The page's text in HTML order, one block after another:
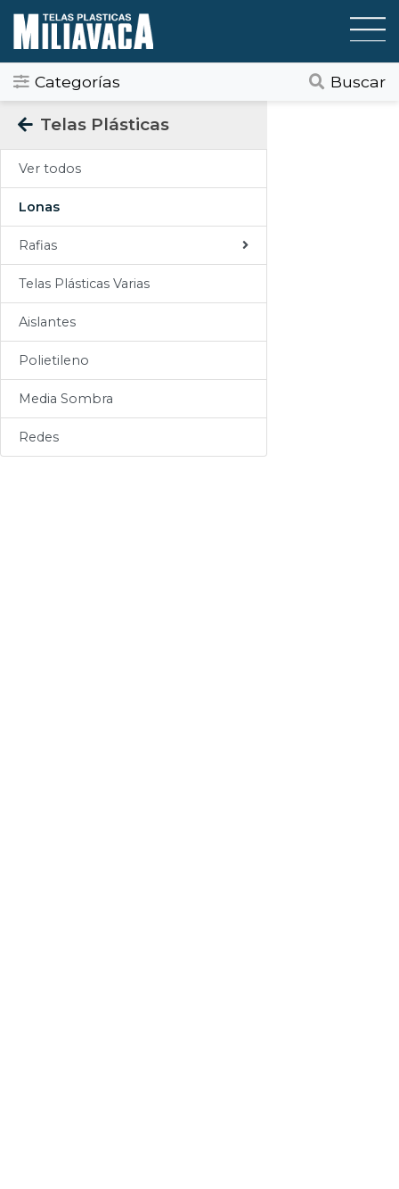
Categorías Buscar
Categorias
Todos
Gráfica / Comunicación Visual
Tapicería
Telas Plásticas
Telas Plásticas
Ver todos
Lonas
Rafias
Telas Plásticas Varias
Aislantes
Polietileno
Media Sombra
Redes
Felpudos
Toldos
Pisos
Sogas